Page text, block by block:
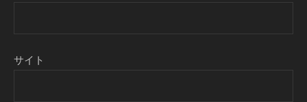
サイト